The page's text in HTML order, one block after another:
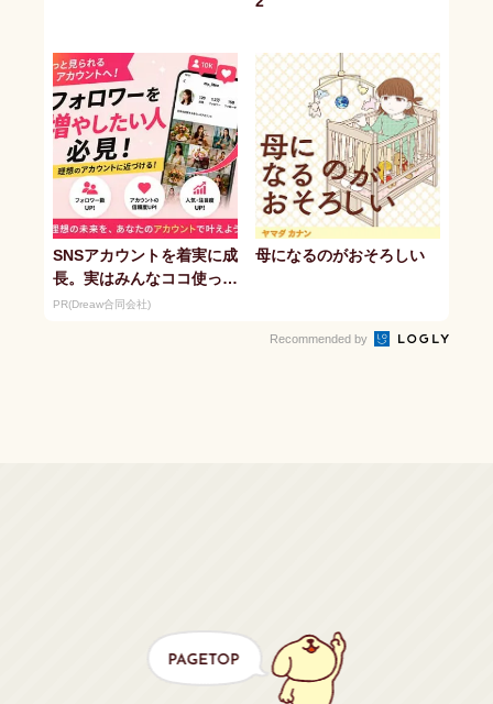
SNSアカウントを着実に成
長。実はみんなココ使って
ます。
PR(Dreaw合同会社)
母になるのがおそろしい
Recommended by